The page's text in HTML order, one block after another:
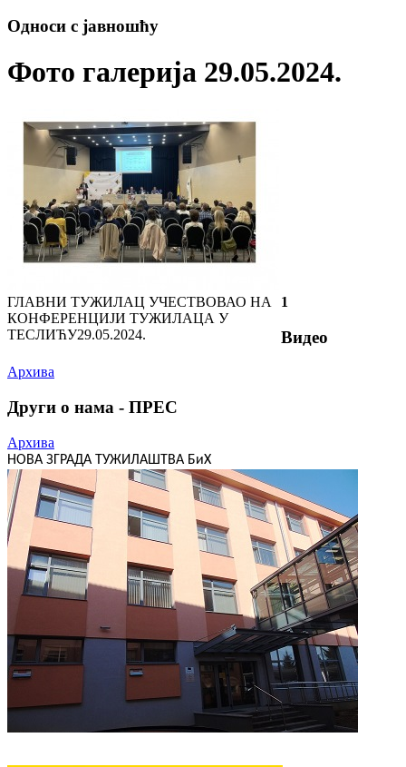
Односи с јавношћу
Фото галерија 29.05.2024.
ГЛАВНИ ТУЖИЛАЦ УЧЕСТВОВАО НА
КОНФЕРЕНЦИЈИ ТУЖИЛАЦА У
ТЕСЛИЋУ29.05.2024.
1
Видео
Архива
Други о нама - ПРЕС
Архива
НОВА ЗГРАДА ТУЖИЛАШТВА БиХ